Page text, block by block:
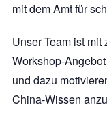
mit dem Amt für
Unser Team ist
Workshop-
und dazu
China-Wissen